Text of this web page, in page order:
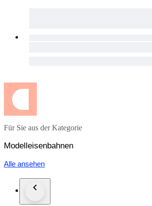
Für Sie aus der Kategorie
Modelleisenbahnen
Alle ansehen